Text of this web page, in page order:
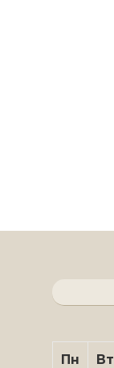
Пн
Вт